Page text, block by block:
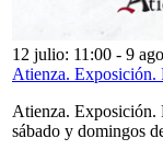
12 julio: 11:00 - 9
Atienza. Exposición.
Atienza. Exposición.
sábado y domingos